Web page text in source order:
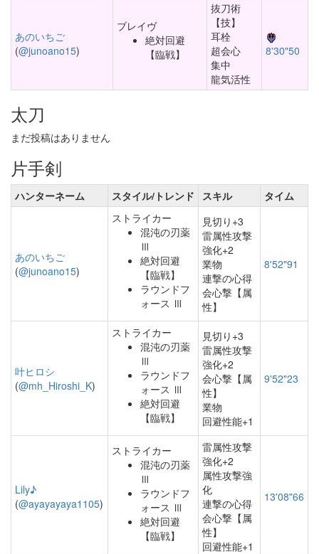
あのいちご
(@junoano15)
ブレイヴ
絶対回避
【臨戦】
抜刀術
【技】
耳栓
超会心
集中
龍気活性
8'30"50
太刀
まだ投稿はありません
片手剣
ハンターネーム スタイル/トレンド スキル タイム
あのいちご
(@junoano15)
ストライカー
混沌の刃薬
Ⅲ
絶対回避
【臨戦】
ラウンドフ
ォース Ⅲ
見切り+3
雷属性攻撃
強化+2
業物
連撃の心得
会心撃【属
性】
8'52"91
叶ヒロシ
(@mh_Hiroshi_K)
ストライカー
混沌の刃薬
Ⅲ
ラウンドフ
ォース Ⅲ
絶対回避
【臨戦】
見切り+3
雷属性攻撃
強化+2
会心撃【属
性】
業物
回避性能+1
9'52"23
Lily♪
(@ayayayaya1105)
ストライカー
混沌の刃薬
Ⅲ
ラウンドフ
ォース Ⅲ
絶対回避
【臨戦】
雷属性攻撃
強化+2
属性攻撃強
化
連撃の心得
会心撃【属
性】
回避性能+1
13'08"66